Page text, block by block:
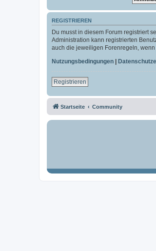
REGISTRIEREN
Du musst in diesem Forum registriert
Administration kann registrierten
auch die jeweiligen Forenregeln,
Nutzungsbedingungen |
Registrieren
Startseite Community